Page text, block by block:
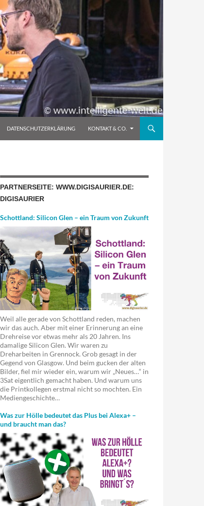
DATENSCHUTZERKLÄRUNG KONTAKT & CO.
PARTNERSEITE: WWW.DIGISAURIER.DE:
DIGISAURIER
Schottland: Silicon Glen – ein Traum von Zukunft
Weil alle gerade von Schottland reden, machen
wir das auch. Aber mit einer Erinnerung an eine
Drehreise vor etwas mehr als 20 Jahren. Ins
damalige Silicon Glen. Wir waren zu
Dreharbeiten in Grennock. Grob gesagt in der
Gegend von Glasgow. Und beim gucken der alten
Bilder, fiel mir wieder ein, warum wir „Neues…“ in
3Sat eigentlich gemacht haben. Und warum uns
die Printkollegen erstmal nicht so mochten. Ein
Mediengeschichte…
Was zur Hölle bedeutet das Plus bei Alexa+ –
und braucht man das?